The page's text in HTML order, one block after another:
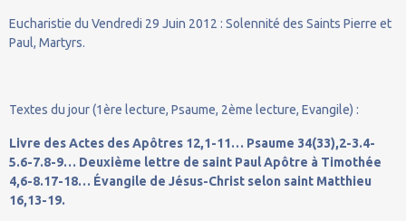
Eucharistie du Vendredi 29 Juin 2012 : Solennité des Saints Pierre et
Paul, Martyrs.
Textes du jour (1ère lecture, Psaume, 2ème lecture, Evangile) :
Livre des Actes des Apôtres 12,1-11… Psaume 34(33),2-3.4-
5.6-7.8-9… Deuxième lettre de saint Paul Apôtre à Timothée
4,6-8.17-18… Évangile de Jésus-Christ selon saint Matthieu
16,13-19.